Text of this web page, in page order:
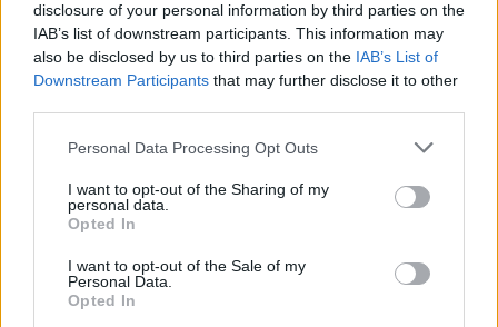
disclosure of your personal information by third parties on the
IAB’s list of downstream participants. This information may
also be disclosed by us to third parties on the IAB’s List of
Downstream Participants that may further disclose it to other
Personal Data Processing Opt Outs
I want to opt-out of the Sharing of my
personal data.
Opted In
I want to opt-out of the Sale of my
Personal Data.
Opted In
Staran luetuimmat